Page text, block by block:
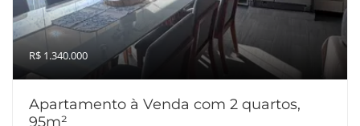
R$ 1.340.000
Apartamento à Venda com 2 quartos,
95m²